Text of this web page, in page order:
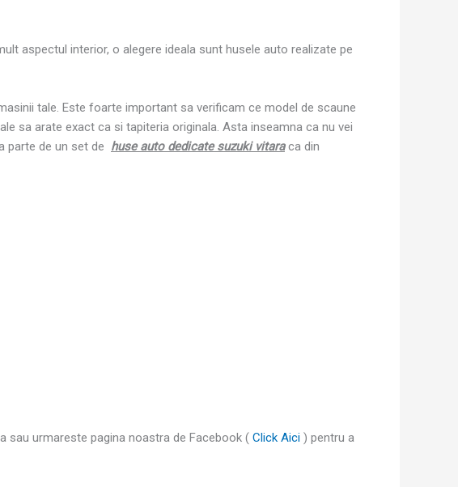
aspectul interior, o alegere ideala sunt husele auto realizate pe
tale. Este foarte important sa verificam ce model de scaune
sa arate exact ca si tapiteria originala. Asta inseamna ca nu vei
parte de un set de huse auto dedicate suzuki vitaraca din
sau urmareste pagina noastra de Facebook ( Click Aici ) pentru a